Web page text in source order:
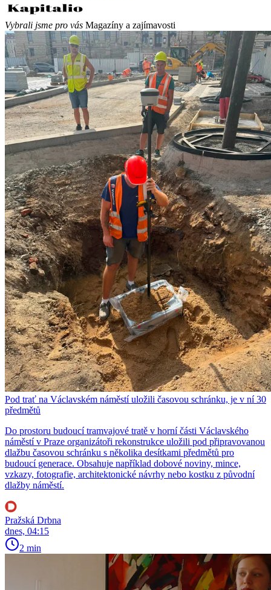
Vybrali jsme pro vás Magazíny a zajímavosti
Pod trať na Václavském náměstí uložili časovou schránku, je v ní 30
předmětů
Do prostoru budoucí tramvajové tratě v horní části Václavského
náměstí v Praze organizátoři rekonstrukce uložili pod připravovanou
dlažbu časovou schránku s několika desítkami předmětů pro
budoucí generace. Obsahuje například dobové noviny, mince,
vzkazy, fotografie, architektonické návrhy nebo kostku z původní
dlažby náměstí.
Pražská Drbna
dnes, 04:15
2 min